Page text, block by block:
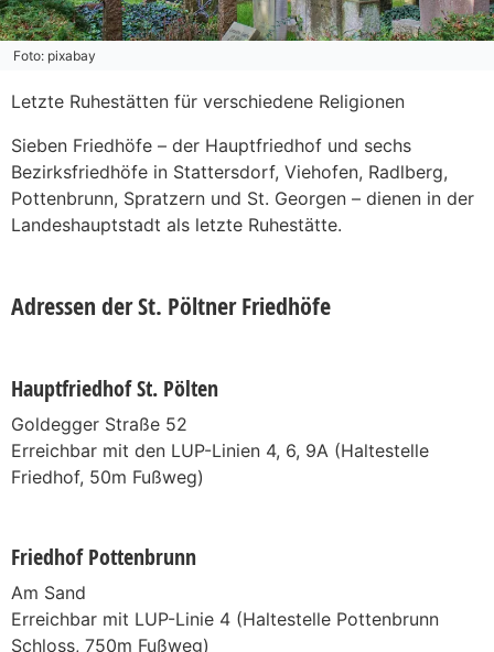
Foto: pixabay
Letzte Ruhestätten für verschiedene Religionen
Sieben Friedhöfe – der Hauptfriedhof und sechs
Bezirksfriedhöfe in Stattersdorf, Viehofen, Radlberg,
Pottenbrunn, Spratzern und St. Georgen – dienen in der
Landeshauptstadt als letzte Ruhestätte.
Adressen der St. Pöltner Friedhöfe
Hauptfriedhof St. Pölten
Goldegger Straße 52
Erreichbar mit den LUP-Linien 4, 6, 9A (Haltestelle
Friedhof, 50m Fußweg)
Friedhof Pottenbrunn
Am Sand
Erreichbar mit LUP-Linie 4 (Haltestelle Pottenbrunn
Schloss, 750m Fußweg)